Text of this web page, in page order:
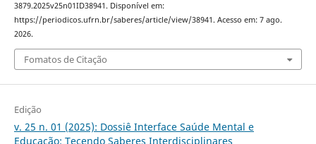
3879.2025v25n01ID38941. Disponível em:
https://periodicos.ufrn.br/saberes/article/view/38941. Acesso em: 7 ago.
2026.
Fomatos de Citação
Edição
v. 25 n. 01 (2025): Dossiê Interface Saúde Mental e
Educação: Tecendo Saberes Interdisciplinares